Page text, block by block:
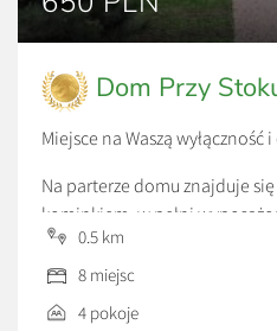
Dom Przy
Miejsce na Waszą wyłączność
Na parterze domu znajduje
kominkiem, w pełni
prysznicem oraz pokój z dużą
natomiast znajdują się dwie
0.5 km
8 miejsc
4 pokoje